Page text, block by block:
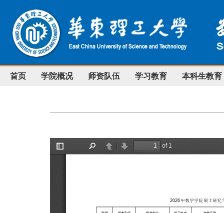
首页 学院概况 师资队伍 学习教育 本科生教育